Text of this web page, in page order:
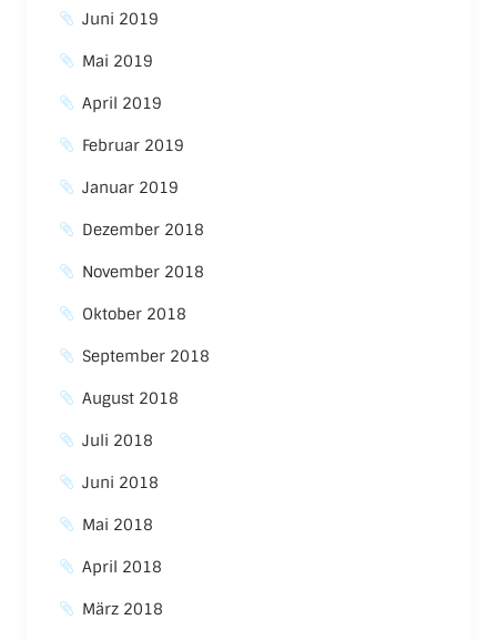
Juni 2019
Mai 2019
April 2019
Februar 2019
Januar 2019
Dezember 2018
November 2018
Oktober 2018
September 2018
August 2018
Juli 2018
Juni 2018
Mai 2018
April 2018
März 2018